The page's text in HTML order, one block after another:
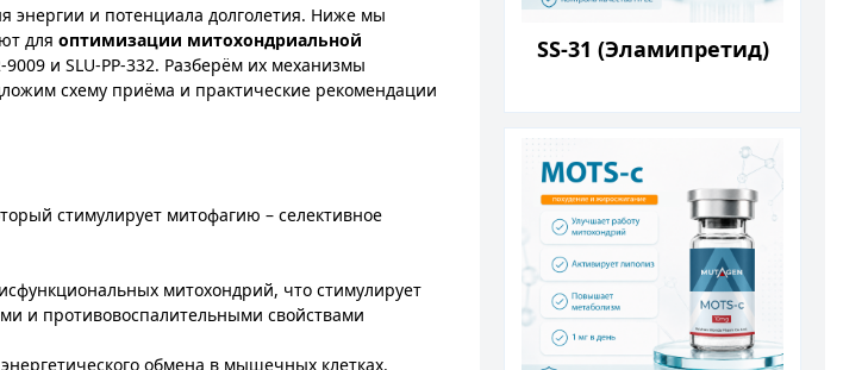
энергии и потенциала долголетия. Ниже мы
для оптимизации митохондриальной
и SLU-PP-332. Разберём их механизмы
схему приёма и практические рекомендации
стимулирует митофагию – селективное
митохондрий, что стимулирует
и противовоспалительными свойствами​
обмена в мышечных клетках.
SS-31 (Эламипретид)